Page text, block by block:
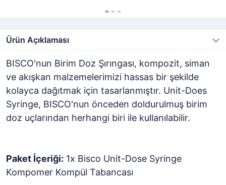
Ürün Açıklaması
BISCO'nun Birim Doz Şırıngası, kompozit, siman
ve akışkan malzemelerimizi hassas bir şekilde
kolayca dağıtmak için tasarlanmıştır. Unit-Does
Syringe, BISCO'nun önceden doldurulmuş birim
doz uçlarından herhangi biri ile kullanılabilir.
Paket İçeriği: 1x Bisco Unit-Dose Syringe
Kompomer Kompül Tabancası